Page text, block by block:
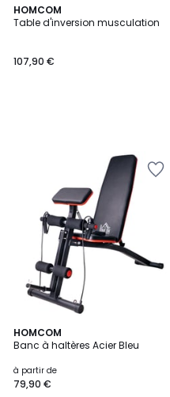
HOMCOM
Table d'inversion musculation
107,90 €
HOMCOM
Banc à haltères Acier Bleu
à partir de
79,90 €
3
/
2
Couleurs